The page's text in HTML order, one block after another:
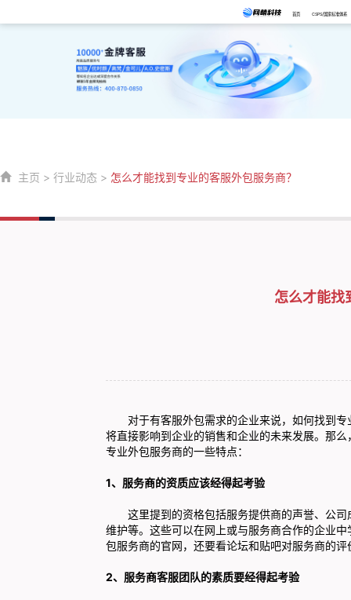
首页 CSPS/国家标准体系
主页 > 行业动态 > 怎么才能找到专业的客服外包服务商？
怎么才能找
对于有客服外包需求的企业来说，如何找到专
将直接影响到企业的销售和企业的未来发展。那
专业外包服务商的一些特点：
1、服务商的资质应该经得起考验
这里提到的资格包括服务提供商的声誉、公司
维护等。这些可以在网上或与服务商合作的企业
包服务商的官网，还要看论坛和贴吧对服务商的
2、服务商客服团队的素质要经得起考验